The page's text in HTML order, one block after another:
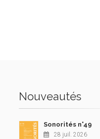
Nouveautés
Sonorités n°49
28 juil. 2026